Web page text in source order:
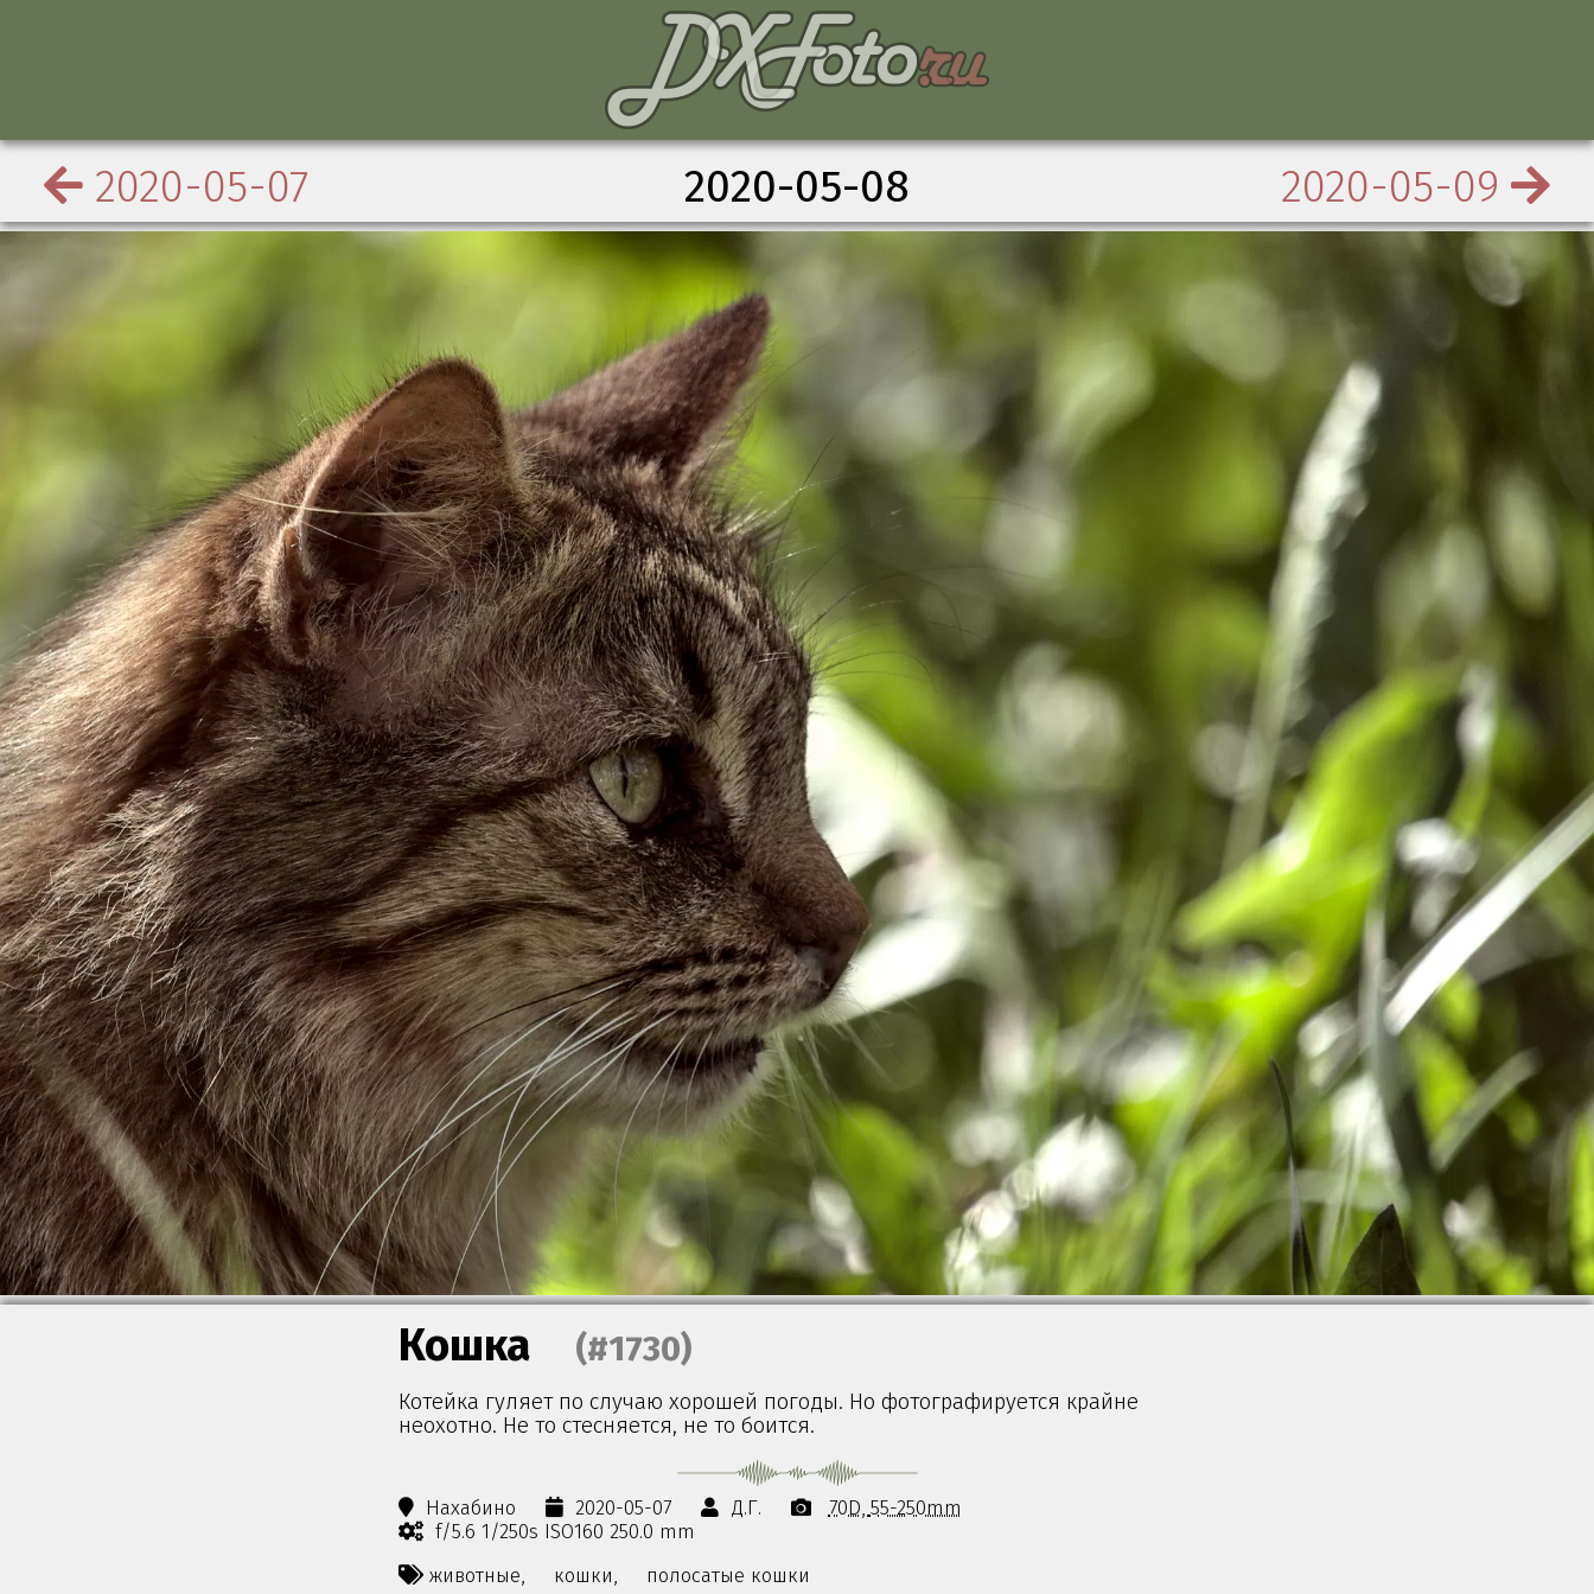
2020-05-07 2020-05-08 2020-05-09
Кошка (#1730)
Котейка гуляет по случаю хорошей погоды. Но фотографируется крайне
неохотно. Не то стесняется, не то боится.
Нахабино 2020-05-07 Д.Г. 70D 55-250mm
f/5.6 1/250s ISO160 250.0 mm
животные,
кошки, полосатые кошки